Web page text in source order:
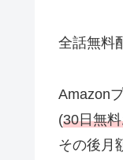
全話無料
Amazon
(30日無
その後月